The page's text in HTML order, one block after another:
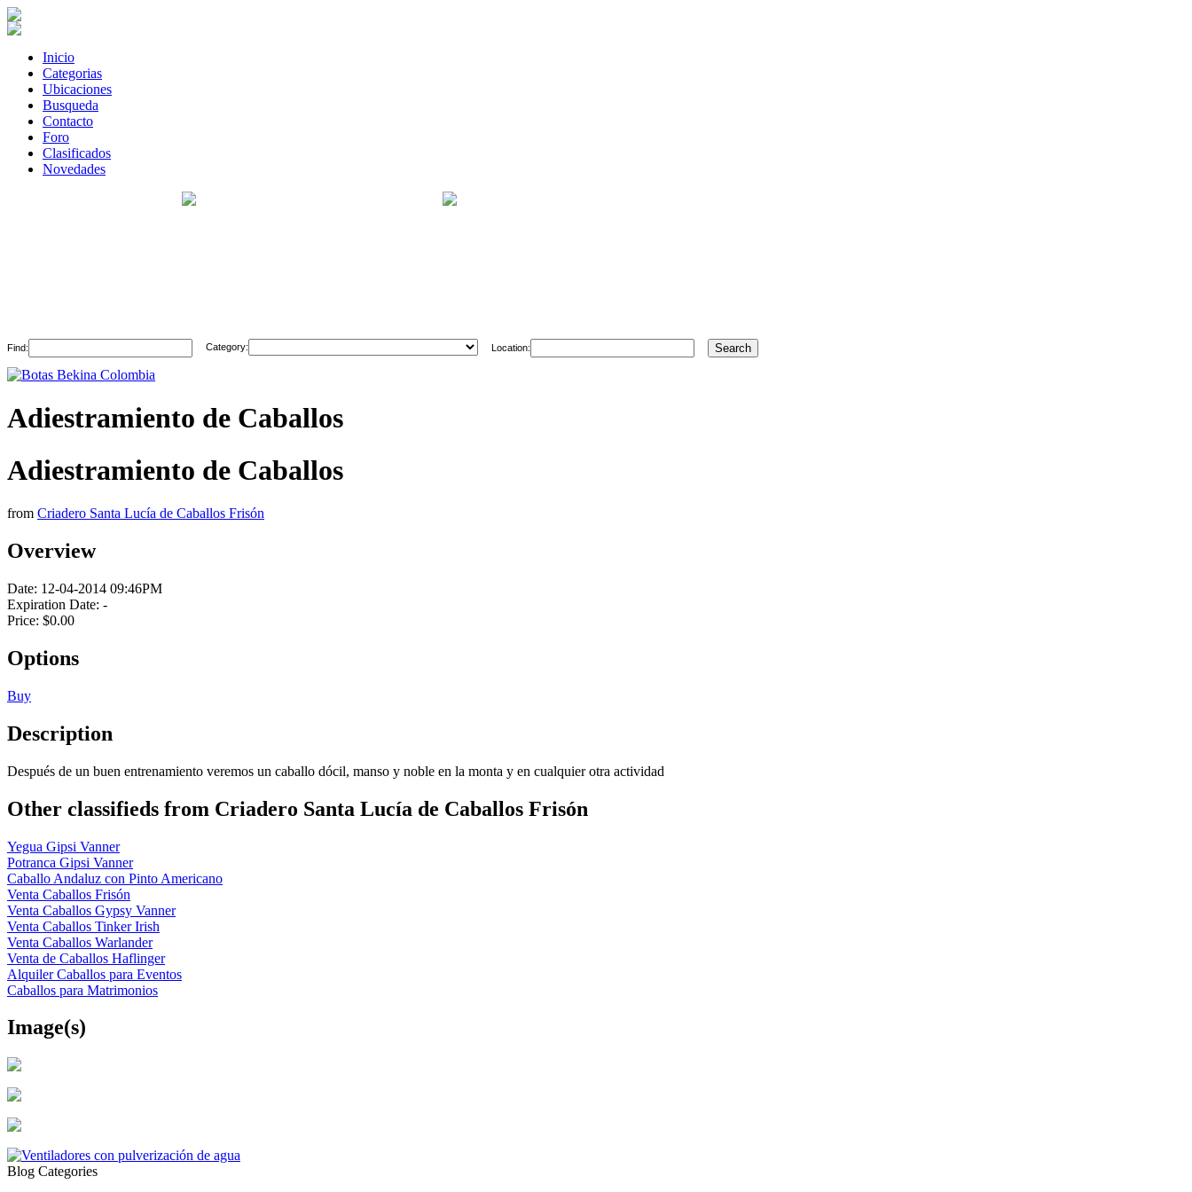
Inicio
Categorias
Ubicaciones
Busqueda
Contacto
Foro
Clasificados
Novedades
Find: Category: Location:
Adiestramiento de Caballos
Adiestramiento de Caballos
from Criadero Santa Lucía de Caballos Frisón
Overview
Date: 12-04-2014 09:46PM
Expiration Date: -
Price: $0.00
Options
Buy
Description
Después de un buen entrenamiento veremos un caballo dócil, manso y noble en la monta y en cualquier otra actividad
Other classifieds from Criadero Santa Lucía de Caballos Frisón
Yegua Gipsi Vanner
Potranca Gipsi Vanner
Caballo Andaluz con Pinto Americano
Venta Caballos Frisón
Venta Caballos Gypsy Vanner
Venta Caballos Tinker Irish
Venta Caballos Warlander
Venta de Caballos Haflinger
Alquiler Caballos para Eventos
Caballos para Matrimonios
Image(s)
Blog Categories